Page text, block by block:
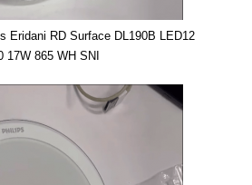
Eridani RD Surface DL190B LED12
17W 865 WH SNI